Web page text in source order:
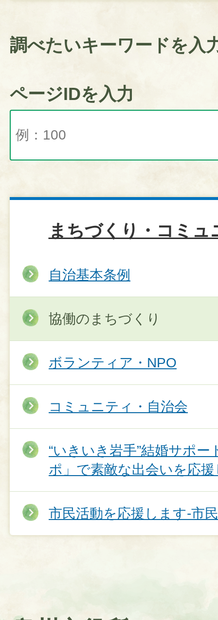
調べたいキーワードを入
ページIDを入力
まちづくり・コミュ
自治基本条例
協働のまちづくり
ボランティア・NPO
コミュニティ・自治会
“いきいき岩手”結婚サポ
ポ」で素敵な出会いを応
市民活動を応援します-市